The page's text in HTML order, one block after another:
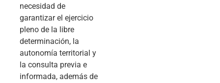
necesidad de
garantizar el ejercicio
pleno de la libre
determinación, la
autonomía territorial y
la consulta previa e
informada, además de